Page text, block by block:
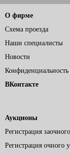
О фирме
Схема проезда
Наши специалисты
Новости
Конфиденциальность
ВКонтакте
Аукционы
Регистрация
Регистрация очного